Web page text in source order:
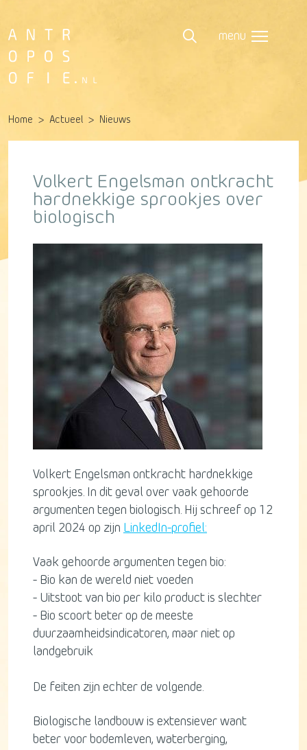
menu
Home Actueel Nieuws
Volkert Engelsman ontkracht
hardnekkige sprookjes over
biologisch
Volkert Engelsman ontkracht hardnekkige
sprookjes. In dit geval over vaak gehoorde
argumenten tegen biologisch. Hij schreef op 12
april 2024 op zijn LinkedIn-profiel:
Vaak gehoorde argumenten tegen bio:
- Bio kan de wereld niet voeden
- Uitstoot van bio per kilo product is slechter
- Bio scoort beter op de meeste
duurzaamheidsindicatoren, maar niet op
landgebruik
De feiten zijn echter de volgende.
Biologische landbouw is extensiever want
beter voor bodemleven, waterberging,